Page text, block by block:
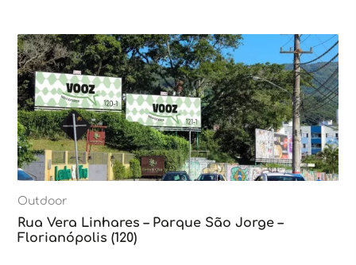
Outdoor
Rua Vera Linhares – Parque São Jorge –
Florianópolis (120)